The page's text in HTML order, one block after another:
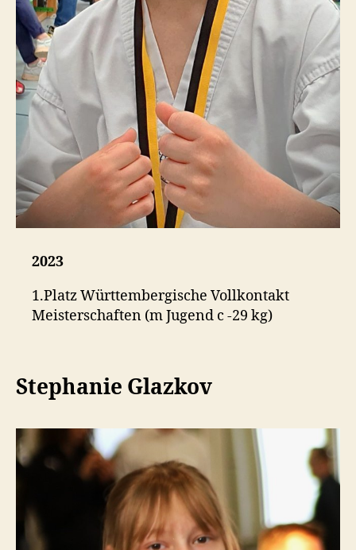
2023
1.Platz Württembergische Vollkontakt
Meisterschaften (m Jugend c -29 kg)
Stephanie Glazkov